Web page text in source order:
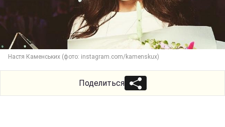
Настя Каменських (фото: instagram.com/kamenskux)
Поделиться